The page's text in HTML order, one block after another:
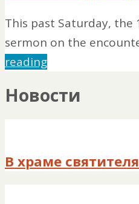
This past Saturday, the
sermon on the
reading
Новости
В храме